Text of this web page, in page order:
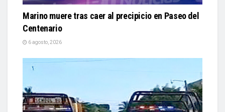
Marino muere tras caer al precipicio en Paseo del
Centenario
6 agosto, 2026